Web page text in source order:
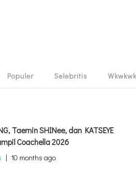
Populer Selebritis Wkwkwk
Taemin SHINee, dan KATSEYE
Coachella 2026
| 10 months ago